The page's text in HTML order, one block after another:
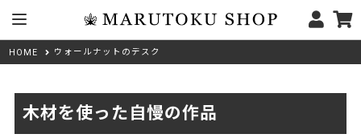
HOME ウォールナットのデスク
木材を使った自慢の作品